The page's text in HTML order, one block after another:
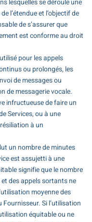
l’étendue et l’objectif de
de s’assurer que
est conforme au droit
pour les appels
ou prolongés, les
de messages ou
de messagerie vocale.
infructueuse de faire un
Services, ou à une
à un
un nombre de minutes
est assujetti à une
signifie que le nombre
des appels sortants ne
moyenne des
Si l’utilisation
équitable ou ne